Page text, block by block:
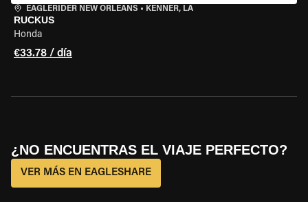
EAGLERIDER NEW ORLEANS • KENNER, LA
RUCKUS
Honda
€33.78 / día
¿NO ENCUENTRAS EL VIAJE PERFECTO?
VER MÁS EN EAGLESHARE